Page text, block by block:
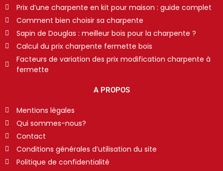
Prix d’une charpente en kit pour maison : guide complet
Comment bien choisir sa charpente
Sapin de Douglas : meilleur bois pour la charpente ?
Calcul du prix charpente fermette bois
Facteurs de variation des prix modification charpente à
fermette
A PROPOS
Mentions légales
Qui sommes-nous?
Contact
Conditions générales d’utilisation du site
Politique de confidentialité